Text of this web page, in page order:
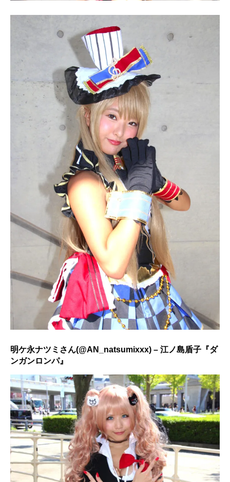
明ケ永ナツミさん(@AN_natsumixxx) – 江ノ島盾子『ダ
ンガンロンパ』